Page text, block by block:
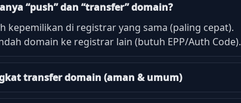
“push” dan “transfer” domain?
kepemilikan di registrar yang sama (paling cepat).
domain ke registrar lain (butuh EPP/Auth Code).
transfer domain (aman & umum)